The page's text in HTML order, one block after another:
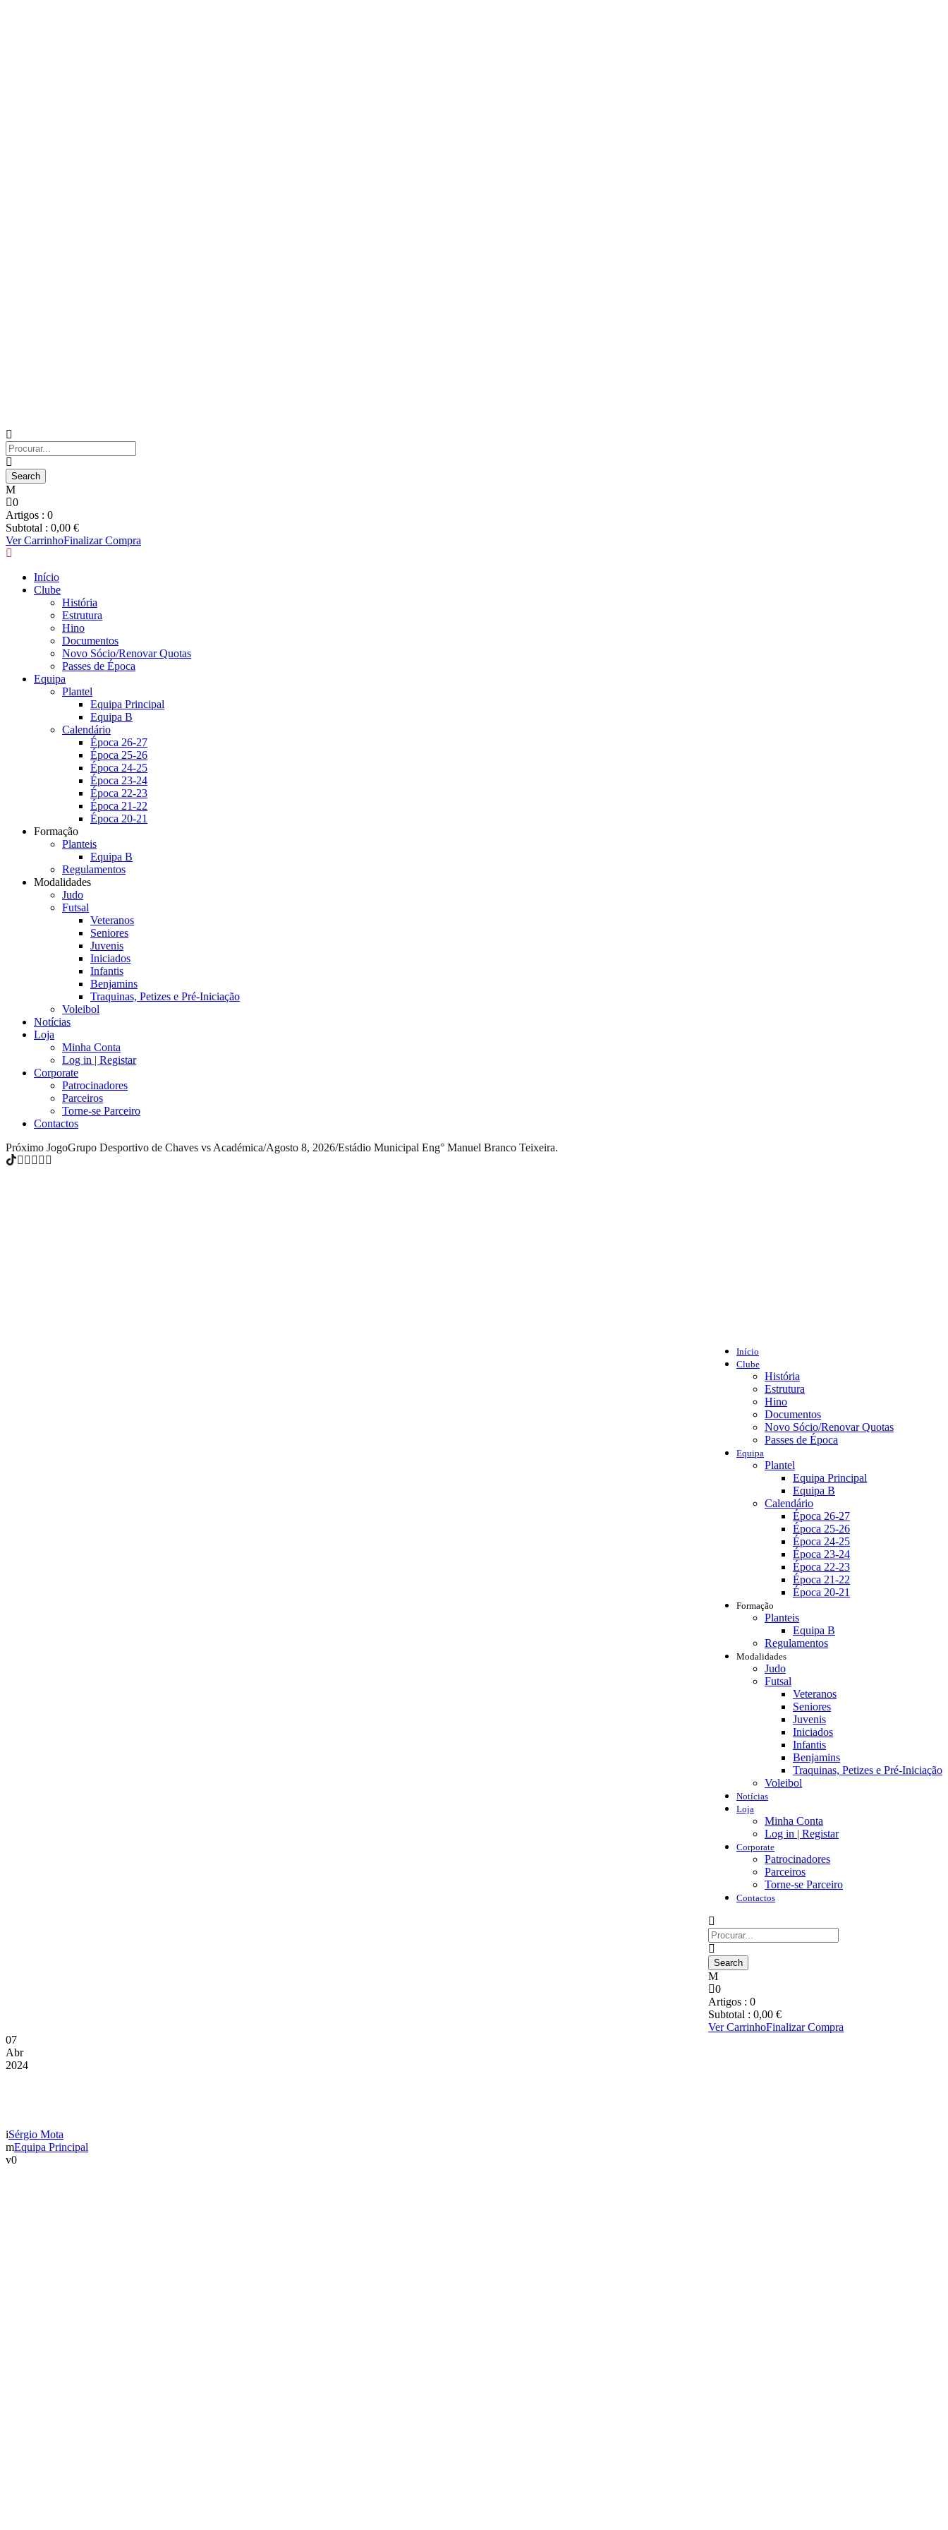
0
Artigos : 0
Subtotal : 0,00 €
Ver CarrinhoFinalizar Compra
Início
Clube
História
Estrutura
Hino
Documentos
Novo Sócio/Renovar Quotas
Passes de Época
Equipa
Plantel
Equipa Principal
Equipa B
Calendário
Época 26-27
Época 25-26
Época 24-25
Época 23-24
Época 22-23
Época 21-22
Época 20-21
Formação
Planteis
Equipa B
Regulamentos
Modalidades
Judo
Futsal
Veteranos
Seniores
Juvenis
Iniciados
Infantis
Benjamins
Traquinas, Petizes e Pré-Iniciação
Voleibol
Notícias
Loja
Minha Conta
Log in | Registar
Corporate
Patrocinadores
Parceiros
Torne-se Parceiro
Contactos
Próximo JogoGrupo Desportivo de Chaves vs Académica/Agosto 8, 2026/Estádio Municipal Eng° Manuel Branco Teixeira.
Início
Clube
História
Estrutura
Hino
Documentos
Novo Sócio/Renovar Quotas
Passes de Época
Equipa
Plantel
Equipa Principal
Equipa B
Calendário
Época 26-27
Época 25-26
Época 24-25
Época 23-24
Época 22-23
Época 21-22
Época 20-21
Formação
Planteis
Equipa B
Regulamentos
Modalidades
Judo
Futsal
Veteranos
Seniores
Juvenis
Iniciados
Infantis
Benjamins
Traquinas, Petizes e Pré-Iniciação
Voleibol
Notícias
Loja
Minha Conta
Log in | Registar
Corporate
Patrocinadores
Parceiros
Torne-se Parceiro
Contactos
0
Artigos : 0
Subtotal : 0,00 €
Ver CarrinhoFinalizar Compra
07
Abr
2024
Sérgio Mota
Equipa Principal
0